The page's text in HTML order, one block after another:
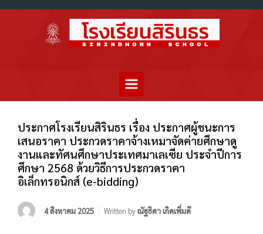
ประกาศโรงเรียนสิรินธร เรื่อง ประกาศผู้ชนะการ
เสนอราคา ประกวดราคาจ้างเหมาจัดค่ายศึกษาดู
งานและทัศนศึกษาประเทศมาเลเซีย ประจำปีการ
ศึกษา 2568 ด้วยวิธีการประกวดราคา
อิเล็กทรอนิกส์ (e-bidding)
4 สิงหาคม 2025 Written byณัฐธิดา เกิดเพิ่มดี